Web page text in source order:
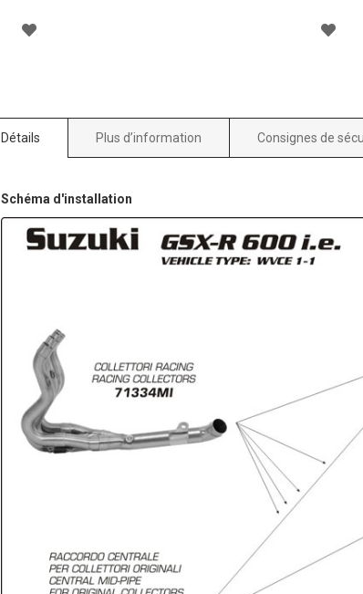
D’ENVIE
Détails
Schéma d'installation
Plus d’information Consignes de